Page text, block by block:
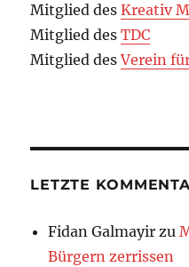
Mitglied desKreativ
Mitglied desTDC
Mitglied desVerein
LETZTE
Fidan Galmayir zu
Bürgern zerrissen